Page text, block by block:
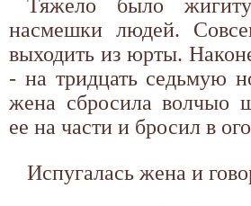
Тяжело было
насмешки людей.
выходить из юрты.
- на тридцать седьмую
жена сбросила волчыо
ее на части и бросил в
Испугалась жена и